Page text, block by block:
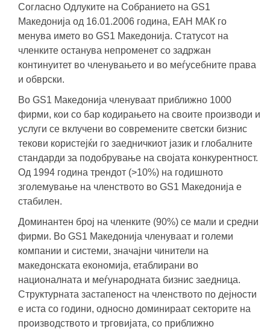
Согласно Одлуките на Собранието на GS1
Македонија од 16.01.2006 година, ЕАН МАК го
менува името во GS1 Македонија. Статусот на
членките останува непроменет со задржан
континуитет во членувањето и во меѓусебните права
и обврски.
Во GS1 Македонија членуваат приближно 1000
фирми, кои со бар кодирањето на своите производи и
услуги се вклучени во современите светски бизнис
текови користејќи го заедничкиот јазик и глобалните
стандарди за подобрување на својата конкурентност.
Од 1994 година трендот (>10%) на годишното
зголемување на членството во GS1 Македонија е
стабилен.
Доминантен број на членките (90%) се мали и средни
фирми. Во GS1 Македонија членуваат и големи
компании и системи, значајни чинители на
македонската економија, етаблирани во
националната и меѓународната бизнис заедница.
Структурната застапеност на членството по дејности
е иста со години, односно доминираат секторите на
производството и трговијата, со приближно